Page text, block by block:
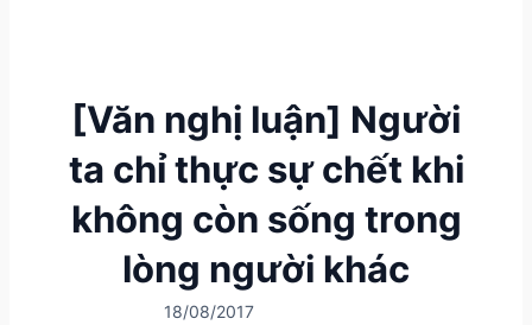
[Văn nghị luận] Người
ta chỉ thực sự chết khi
không còn sống trong
lòng người khác
18/08/2017